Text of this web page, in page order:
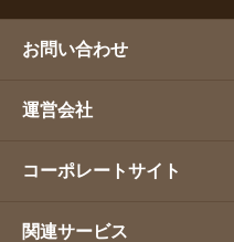
お問い合わせ
運営会社
コーポレートサイト
関連サービス